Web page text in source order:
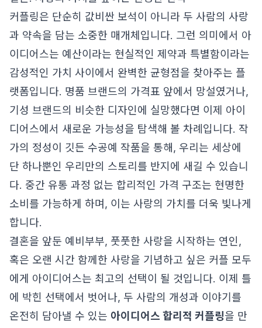
커플링은 단순히 값비싼 보석이 아니라 두 사람의 사랑
과 약속을 담는 소중한 매개체입니다. 그런 의미에서 아
이디어스는 예산이라는 현실적인 제약과 특별함이라는
감성적인 가치 사이에서 완벽한 균형점을 찾아주는 플
랫폼입니다. 명품 브랜드의 가격표 앞에서 망설였거나,
기성 브랜드의 비슷한 디자인에 실망했다면 이제 아이
디어스에서 새로운 가능성을 탐색해 볼 차례입니다. 작
가의 정성이 깃든 수공예 작품을 통해, 우리는 세상에
단 하나뿐인 우리만의 스토리를 반지에 새길 수 있습니
다. 중간 유통 과정 없는 합리적인 가격 구조는 현명한
소비를 가능하게 하며, 이는 사랑의 가치를 더욱 빛나게
합니다.
결혼을 앞둔 예비부부, 풋풋한 사랑을 시작하는 연인,
혹은 오랜 시간 함께한 사랑을 기념하고 싶은 커플 모두
에게 아이디어스는 최고의 선택이 될 것입니다. 이제 틀
에 박힌 선택에서 벗어나, 두 사람의 개성과 이야기를
온전히 담아낼 수 있는 아이디어스 합리적 커플링을 만